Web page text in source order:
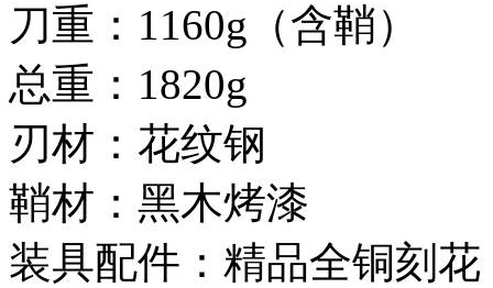
刀重：1160g（含鞘）
总重：1820g
刃材：花纹钢
鞘材：黑木烤漆
装具配件：精品全铜刻花